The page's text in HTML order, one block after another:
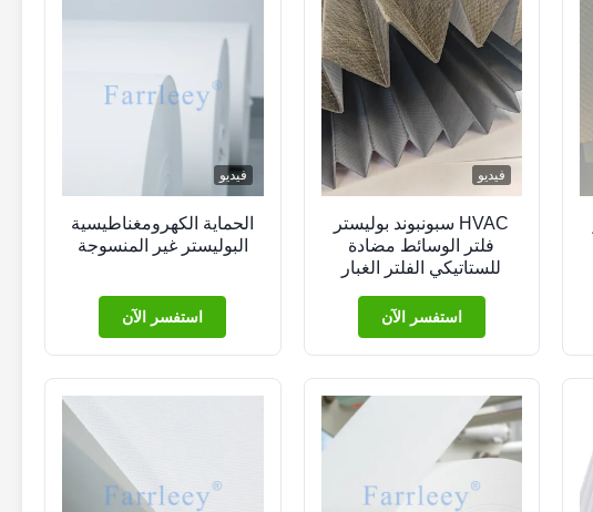
فيديو
HVAC سبونبوند بوليستر
فلتر الوسائط مضادة
للستاتيكي الفلتر الغبار
استفسر الآن
فيديو
الحماية الكهرومغناطيسية
البوليستر غير المنسوجة
استفسر الآن